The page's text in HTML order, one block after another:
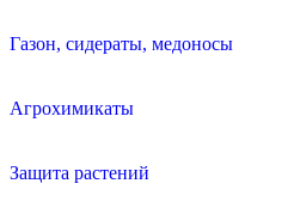
Газон, сидераты, медоносы
Агрохимикаты
Защита растений